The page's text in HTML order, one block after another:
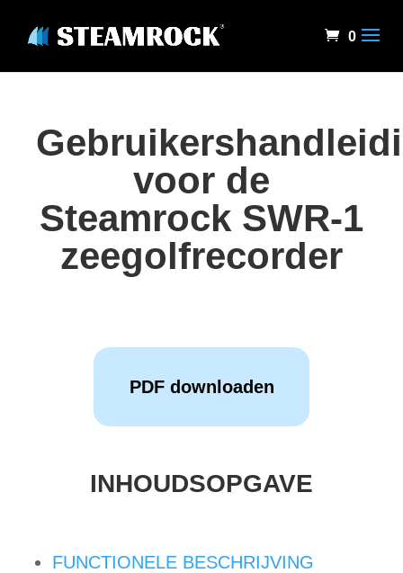
0
voor de
Steamrock SWR-1
zeegolfrecorder
PDF downloaden
INHOUDSOPGAVE
FUNCTIONELE BESCHRIJVING